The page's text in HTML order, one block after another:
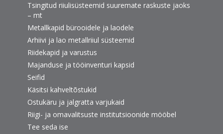
Tsingitud riiulisüsteemid suuremate raskuste jaoks
– mt
Metallkapid bürooidele ja laodele
Arhiivi ja lao metallriiul süsteemid
Riidekapid ja varustus
Majanduse ja tööinventuri kapsid
Seifid
Käsitsi kahveltõstukid
Ostukäru ja jalgratta varjukaid
Riigi- ja omavalitsuste institutsioonide mööbel
Tee seda ise